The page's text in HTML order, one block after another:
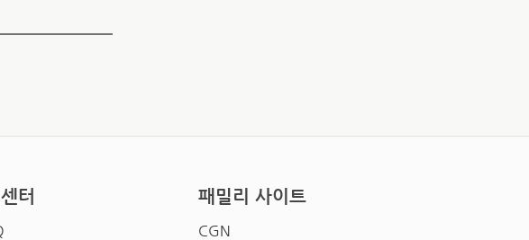
터 패밀리 사이트
CGN